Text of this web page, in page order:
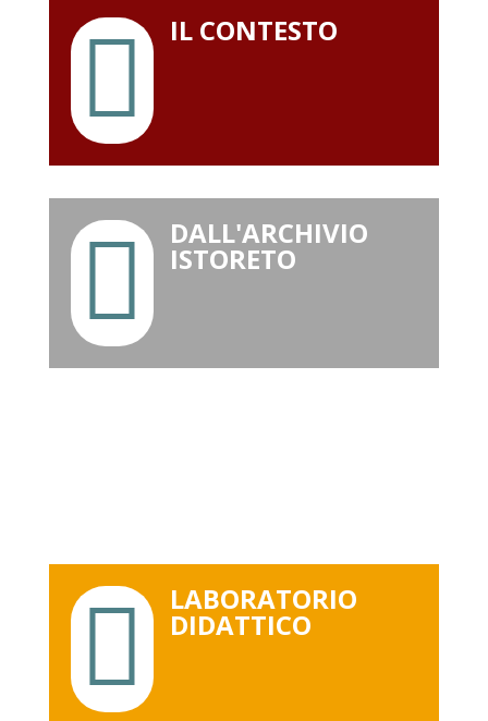
 IL CONTESTO
 DALL'ARCHIVIO
ISTORETO
 LABORATORIO
DIDATTICO